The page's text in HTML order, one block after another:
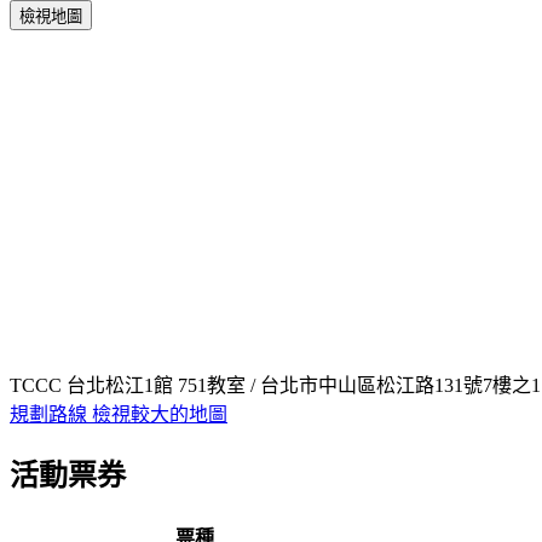
檢視地圖
TCCC 台北松江1館 751教室 / 台北市中山區松江路131號7樓之1
規劃路線 檢視較大的地圖
活動票券
票種